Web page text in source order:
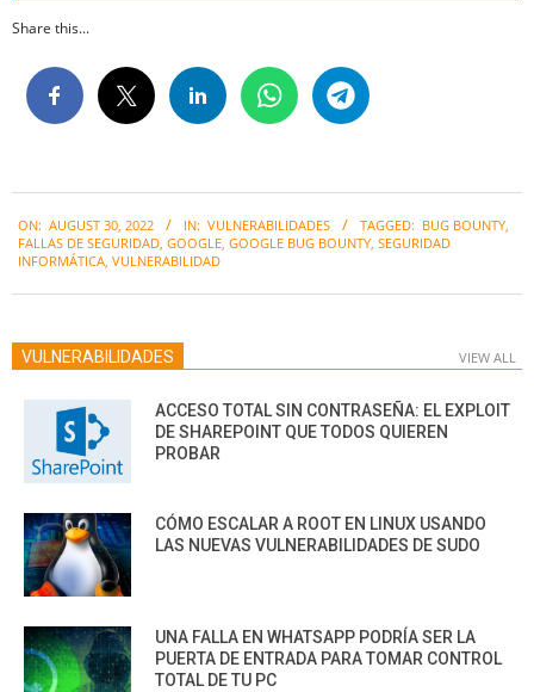
Share this...
08-
30
ON: AUGUST 30, 2022 IN: VULNERABILIDADES TAGGED: BUG BOUNTY,
FALLAS DE SEGURIDAD, GOOGLE, GOOGLE BUG BOUNTY, SEGURIDAD
INFORMÁTICA, VULNERABILIDAD
VULNERABILIDADES VIEW ALL
ACCESO TOTAL SIN CONTRASEÑA: EL EXPLOIT
DE SHAREPOINT QUE TODOS QUIEREN
PROBAR
CÓMO ESCALAR A ROOT EN LINUX USANDO
LAS NUEVAS VULNERABILIDADES DE SUDO
UNA FALLA EN WHATSAPP PODRÍA SER LA
PUERTA DE ENTRADA PARA TOMAR CONTROL
TOTAL DE TU PC